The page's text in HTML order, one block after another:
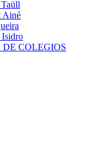
Ainé
Isidro
DE COLEGIOS